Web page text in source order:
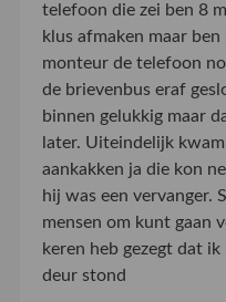
telefoon die zei ben 8
klus afmaken maar
monteur de telefoon
de brievenbus eraf
binnen gelukkig maar
later. Uiteindelijk
aankakken ja die kon
hij was een vervanger.
mensen om kunt gaan
keren heb gezegt dat
deur stond